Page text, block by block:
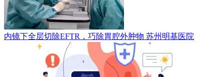
内镜下全层切除EFTR，巧除胃腔外肿物 苏州明基医院